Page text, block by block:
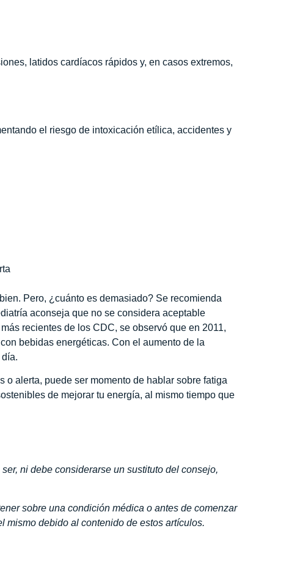
latidos cardíacos rápidos y, en casos extremos,
el riesgo de intoxicación etílica, accidentes y
Pero, ¿cuánto es demasiado? Se recomienda
aconseja que no se considera aceptable
recientes de los CDC, se observó que en 2011,
bebidas energéticas. Con el aumento de la
alerta, puede ser momento de hablar sobre fatiga
de mejorar tu energía, al mismo tiempo que
ni debe considerarse un sustituto del consejo,
sobre una condición médica o antes de comenzar
mismo debido al contenido de estos artículos.